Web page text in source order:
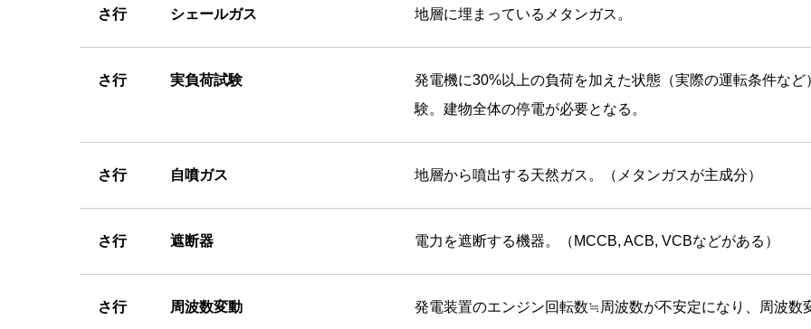
さ行 シェールガス 地層に埋まっているメタンガス。
さ行 実負荷試験
発電機に30%以上の負荷を加えた状態（実際の運転条件な
験。建物全体の停電が必要となる。
さ行 自噴ガス 地層から噴出する天然ガス。（メタンガスが主成分）
さ行 遮断器 電力を遮断する機器。（MCCB, ACB, VCBなどがある）
さ行 周波数変動 発電装置のエンジン回転数≒周波数が不安定になり、周波数